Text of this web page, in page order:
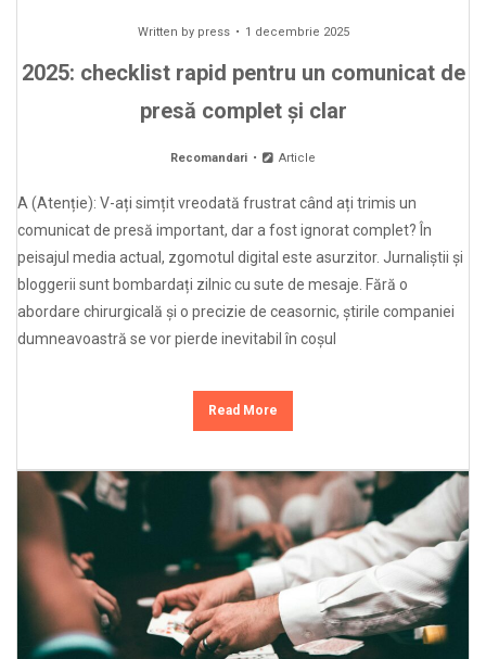
Written by press 1 decembrie 2025
2025: checklist rapid pentru un comunicat de
presă complet și clar
Recomandari Article
A (Atenție): V-ați simțit vreodată frustrat când ați trimis un
comunicat de presă important, dar a fost ignorat complet? În
peisajul media actual, zgomotul digital este asurzitor. Jurnaliștii și
bloggerii sunt bombardați zilnic cu sute de mesaje. Fără o
abordare chirurgicală și o precizie de ceasornic, știrile companiei
dumneavoastră se vor pierde inevitabil în coșul
Read More